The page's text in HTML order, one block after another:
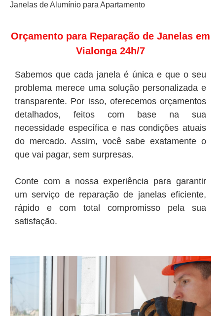
Janelas de Alumínio para Apartamento
Orçamento para Reparação de Janelas em
Vialonga 24h/7
Sabemos que cada janela é única e que o seu
problema merece uma solução personalizada e
transparente. Por isso, oferecemos orçamentos
detalhados, feitos com base na sua
necessidade específica e nas condições atuais
do mercado. Assim, você sabe exatamente o
que vai pagar, sem surpresas.
Conte com a nossa experiência para garantir
um serviço de reparação de janelas eficiente,
rápido e com total compromisso pela sua
satisfação.